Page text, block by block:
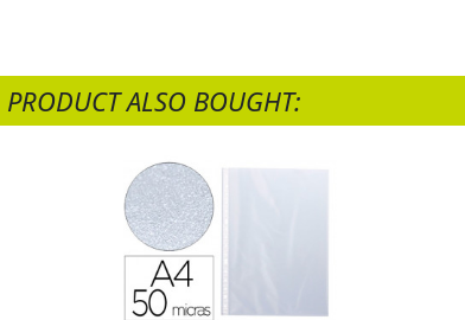
PRODUCT ALSO BOUGHT: